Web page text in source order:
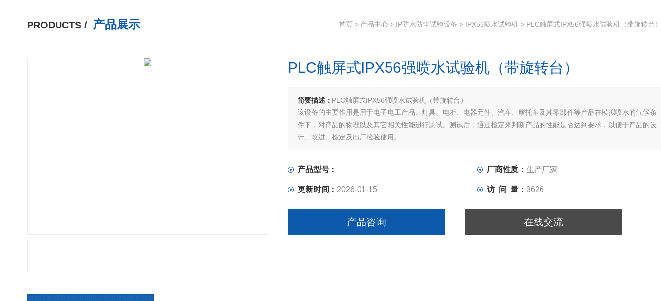
PRODUCTS / 产品展示 首页 > 产品中心 > IP防水防尘试验设备 > IPX56喷水试验机 > PLC触屏式IPX56强喷水试验机（带旋转台）
PLC触屏式IPX56强喷水试验机（带旋转台）
简要描述： PLC触屏式IPX56强喷水试验机（带旋转台）
该设备的主要作用是用于电子电工产品、灯具、电柜、电器元件、汽车、摩托车及其零部件等产品在模拟喷水的气候条
件下，对产品的物理以及其它相关性能进行测试。测试后，通过检定来判断产品的性能是否达到要求，以便于产品的设
计、改进、检定及出厂检验使用。
产品型号： 厂商性质： 生产厂家
更新时间： 2026-01-15 访 问 量： 3626
产品咨询 在线交流